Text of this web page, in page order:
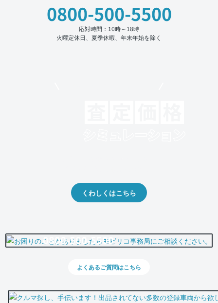
0800-500-5500
応対時間：10時～18時
火曜定休日、夏季休暇、年末年始を除く
くわしくはこちら
0800-500-5500
よくあるご質問はこちら